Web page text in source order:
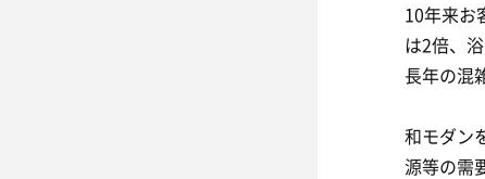
10年来お
は2倍、
長年の混
和モダン
源等の需